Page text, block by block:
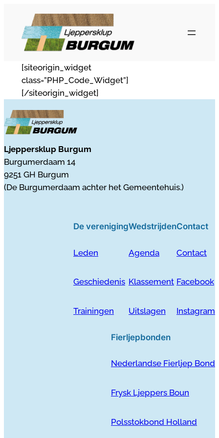
inhoud
[siteorigin_widget
class=”PHP_Code_Widget”]
[/siteorigin_widget]
Ljeppersklup Burgum
Burgumerdaam 14
9251 GH Burgum
(De Burgumerdaam achter het Gemeentehuis.)
De vereniging
Leden
Geschiedenis
Trainingen
Wedstrijden
Agenda
Klassement
Uitslagen
Contact
Contact
Facebook
Instagram
Fierljepbonden
Nederlandse Fierljep Bond
Frysk Ljeppers Boun
Polsstokbond Holland